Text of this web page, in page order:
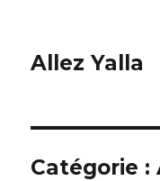
Allez Yalla
Catégorie :